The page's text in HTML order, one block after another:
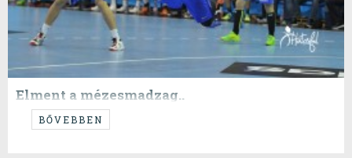
Elment a mézesmadzag..
Nem sok hiányzott a bravúrhoz.
BŐVEBBEN